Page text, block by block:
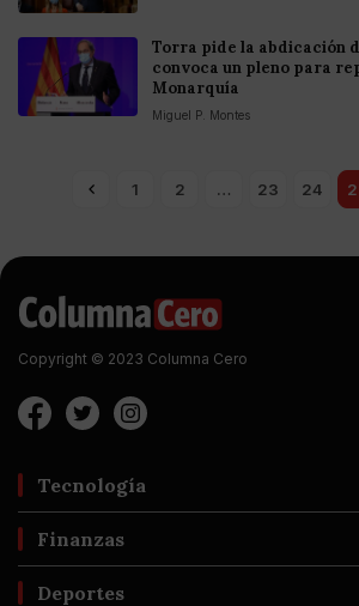
Torra pide la abdicación
convoca un pleno para
Monarquía
Miguel P. Montes
1 2 … 23 24
Copyright © 2023 Columna Cero
Tecnología
Finanzas
Deportes